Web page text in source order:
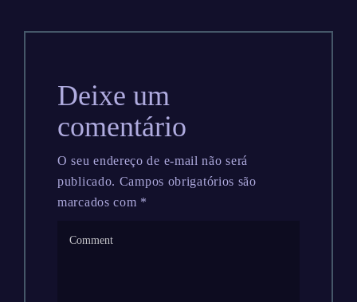
Deixe um
comentário
O seu endereço de e-mail não será
publicado. Campos obrigatórios são
marcados com *